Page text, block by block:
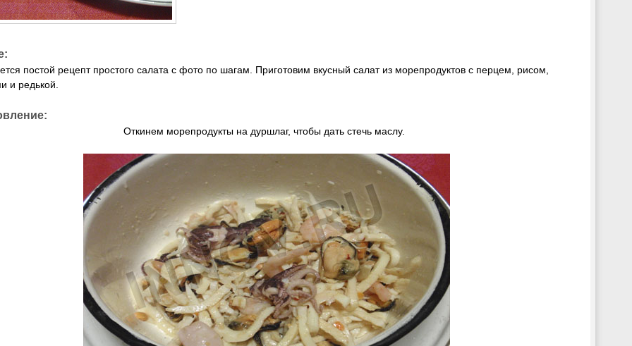
постой рецепт простого салата с фото по шагам. Приготовим вкусный салат из морепродуктов с перцем, рисом,
и редькой.
Откинем морепродукты на дуршлаг, чтобы дать стечь маслу.